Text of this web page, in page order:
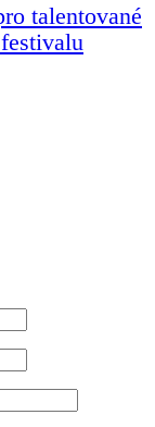
talentované